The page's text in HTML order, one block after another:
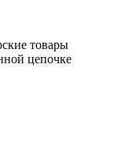
товары
цепочке